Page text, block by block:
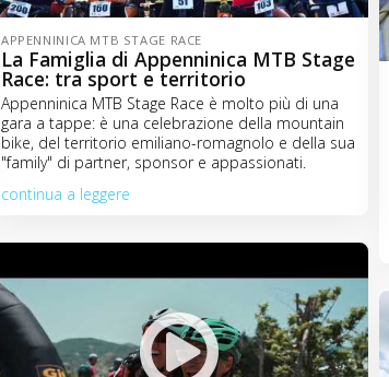
APPENNINICA MTB STAGE RACE
La Famiglia di Appenninica MTB Stage
Race: tra sport e territorio
Appenninica MTB Stage Race è molto più di una
gara a tappe: è una celebrazione della mountain
bike, del territorio emiliano-romagnolo e della sua
"family" di partner, sponsor e appassionati.
continua a leggere